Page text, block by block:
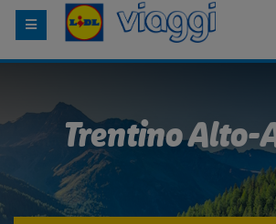
Trentino Alto-